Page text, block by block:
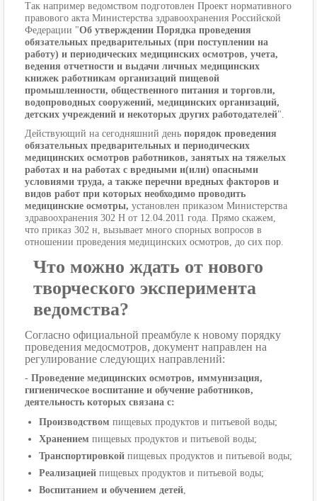
Так например ведомством подготовлен Проект нормативного
правового акта Министерства здравоохранения Российской
Федерации "Об утверждении Порядка проведения
обязательных предварительных (при поступлении на
работу) и периодических медицинских осмотров, учета,
ведения отчетности и выдачи личных медицинских
книжек работникам организаций пищевой
промышленности, общественного питания и торговли,
водопроводных сооружений, медицинских организаций,
детских учреждений и некоторых других работодателей".
Действующий на сегодняшний день порядок проведения
обязательных предварительных и периодических
медицинских осмотров работников, занятых на тяжелых
работах и на работах с вредными и(или) опасными
условиями труда, а также перечни вредных факторов и
видов работ при которых необходимо проводить
медицинские осмотры, установлен приказом Министерства
здравоохранения 302 Н от 12.04.2011 года. Прямо скажем,
что приказ 302 н, вызывает много спорных вопросов в
отношении проведения медицинских осмотров, до сих пор.
Что можно ждать от нового
творческого эксперимента
ведомства?
Согласно официальной преамбуле к новому порядку
проведения медосмотров, документ направлен на
регулирование следующих направлений:
- Проведение медицинских осмотров, иммунизация,
гигиеническое воспитание и обучение работников,
деятельность которых связана с:
Производством пищевых продуктов и питьевой воды;
Хранением пищевых продуктов и питьевой воды;
Транспортировкой пищевых продуктов и питьевой воды;
Реализацией пищевых продуктов и питьевой воды;
Воспитанием и обучением детей,